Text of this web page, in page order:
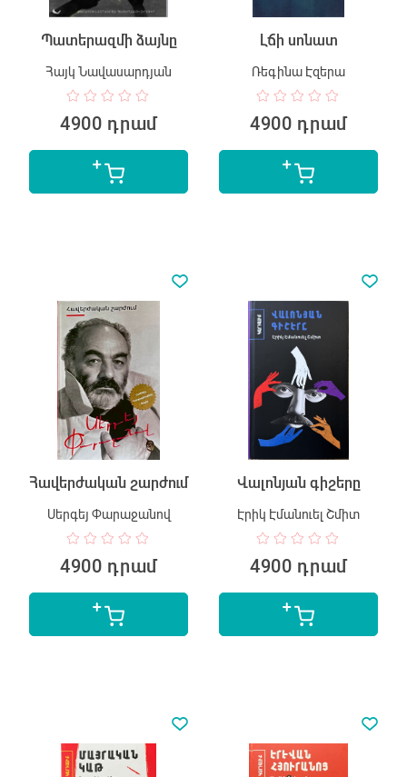
Պատերազմի ձայնը
Հայկ Նավասարդյան
4900 դրամ
Լճի սոնատ
Ռեգինա Էզերա
4900 դրամ
Հավերժական շարժում
Սերգեյ Փարաջանով
4900 դրամ
Վալոնյան գիշերը
Էրիկ Էմանուել Շմիտ
4900 դրամ